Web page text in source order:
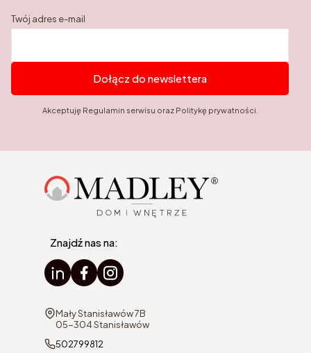
Twój adres e-mail
Dołącz do newslettera
Akceptuję Regulamin serwisu oraz Politykę prywatności.
Znajdź nas na:
Adres:
Mały Stanisławów 7B
05-304 Stanisławów
502799812